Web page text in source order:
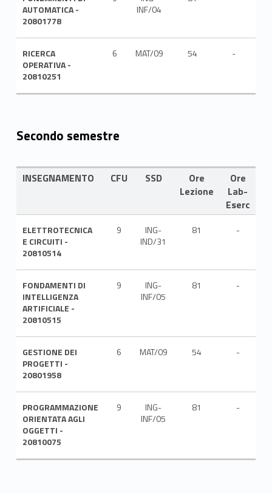
AUTOMATICA -
20801778
INF/04
RICERCA
OPERATIVA -
20810251
6 MAT/09 54 -
Secondo semestre
INSEGNAMENTO CFU SSD
Ore
Lezione
Ore
Lab-
Eserc
ELETTROTECNICA
E CIRCUITI -
20810514
9
ING-
IND/31
81 -
FONDAMENTI DI
INTELLIGENZA
ARTIFICIALE -
20810515
9
ING-
INF/05
81 -
GESTIONE DEI
PROGETTI -
20801958
6 MAT/09 54 -
PROGRAMMAZIONE
ORIENTATA AGLI
OGGETTI -
20810075
9
ING-
INF/05
81 -